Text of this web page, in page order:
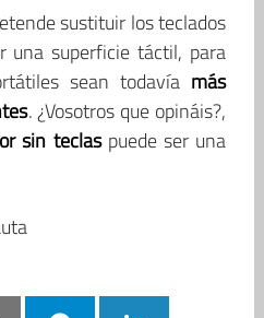
sustituir los teclados
una superficie táctil, para
sean todavía más
. ¿Vosotros que opináis?,
sin teclaspuede ser una